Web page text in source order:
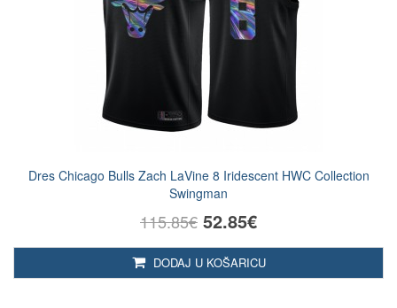
Dres Chicago Bulls Zach LaVine 8 Iridescent HWC Collection
Swingman
115.85€ 52.85€
DODAJ U KOŠARICU